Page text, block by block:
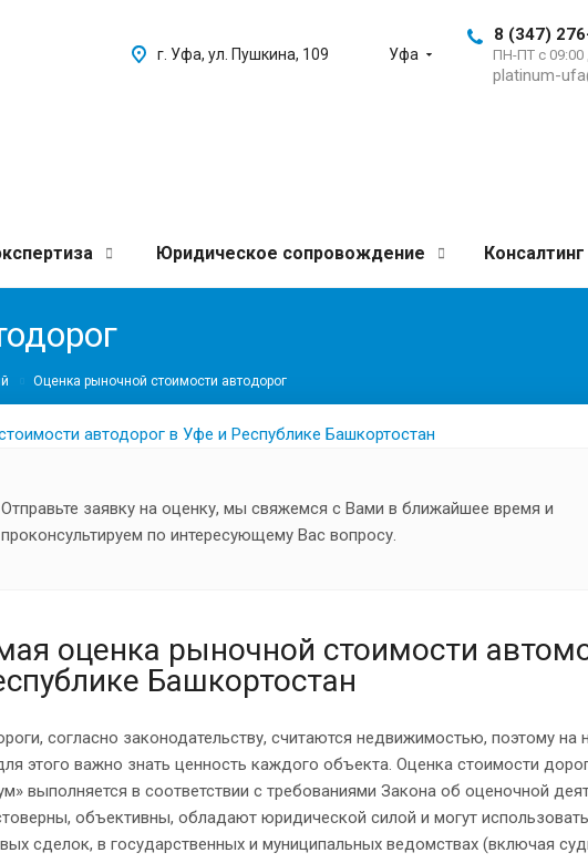
Уфа
8 (347)
ПН-ПТ с 09:00
platinum-
г. Уфа, ул. Пушкина, 109
Юридическое сопровождение Консалтинг
Оценка рыночной стоимости автодорог
Отправьте заявку на оценку, мы свяжемся с Вами в ближайшее время и
проконсультируем по интересующему Вас вопросу.
оценка рыночной стоимости
Башкортостан
согласно законодательству, считаются недвижимостью, поэтому
этого важно знать ценность каждого объекта. Оценка стоимости
выполняется в соответствии с требованиями Закона об оценочной
объективны, обладают юридической силой и могут
сделок, в государственных и муниципальных ведомствах (включая